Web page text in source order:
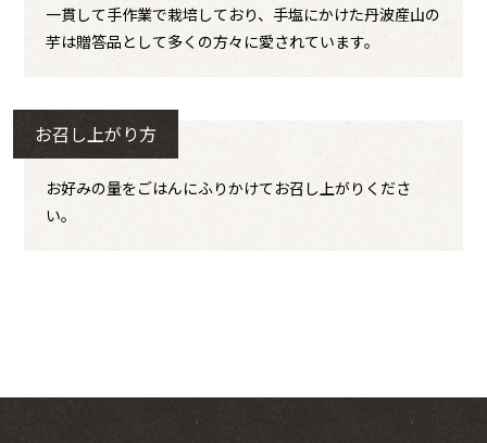
一貫して手作業で栽培しており、手塩にかけた丹波産山の
芋は贈答品として多くの方々に愛されています。
お召し上がり方
お好みの量をごはんにふりかけてお召し上がりくださ
い。